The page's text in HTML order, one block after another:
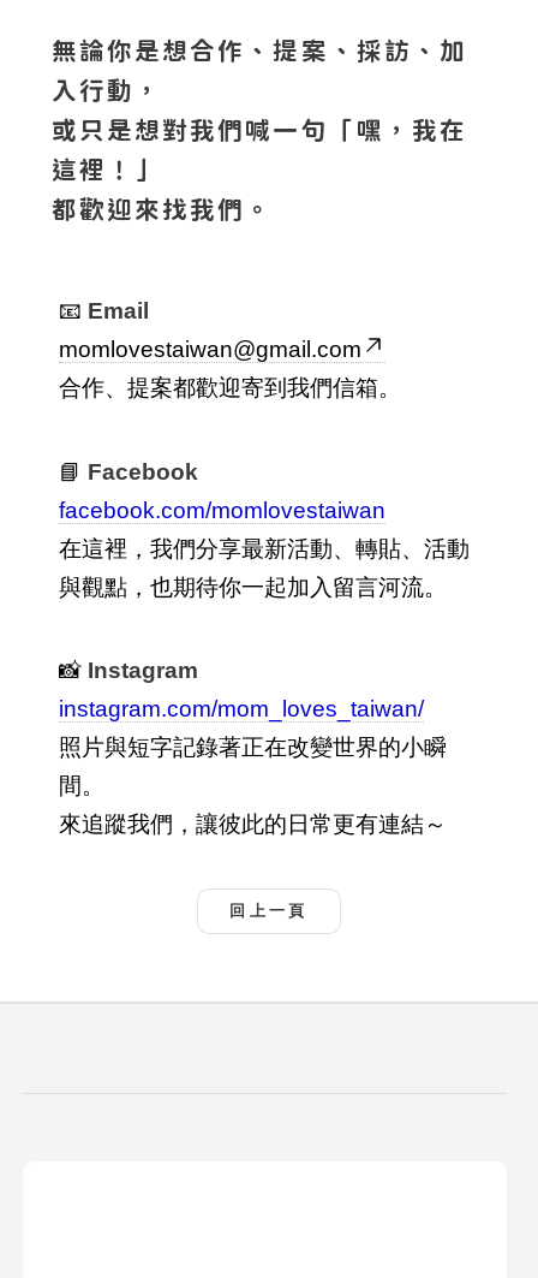
無論你是想合作、提案、採訪、加
入行動，
或只是想對我們喊一句「嘿，我在
這裡！」
都歡迎來找我們。
📧 Email
momlovestaiwan@gmail.com
合作、提案都歡迎寄到我們信箱。
📘 Facebook
facebook.com/momlovestaiwan
在這裡，我們分享最新活動、轉貼、活動
與觀點，也期待你一起加入留言河流。
📸 Instagram
instagram.com/mom_loves_taiwan/
照片與短字記錄著正在改變世界的小瞬
間。
來追蹤我們，讓彼此的日常更有連結～
回上一頁